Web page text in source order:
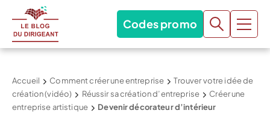
Codes promo
Accueil Comment créer une entreprise
Trouver votre idée de
création (vidéo)
Réussir sa création d’entreprise
Créer une
entreprise artistique
Devenir décorateur d’intérieur